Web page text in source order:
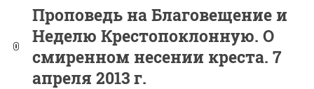
Проповедь на Благовещение и
Неделю Крестопоклонную. О
смиренном несении креста. 7
апреля 2013 г.